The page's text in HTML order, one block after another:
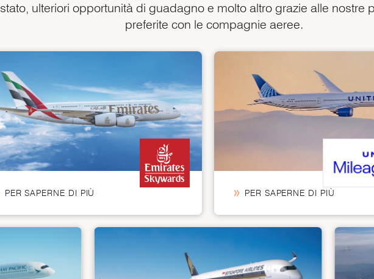
stato, ulteriori opportunità di guadagno e molto altro grazie alle nostre
preferite con le compagnie aeree.
PER SAPERNE DI PIÙ PER SAPERNE DI PIÙ